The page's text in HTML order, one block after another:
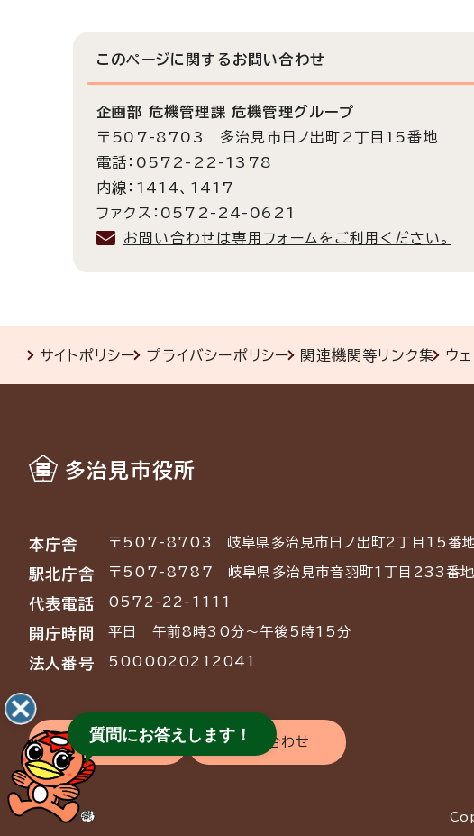
このページに関する お問い合わせ
企画部 危機管理課 危機管理グループ
〒507-8703 多治見市日ノ出町2丁目15番地
電話：0572-22-1378
内線：1414、1417
ファクス：0572-24-0621
お問い合わせは専用フォームをご利用ください。
サイトポリシー プライバシーポリシー 関連機関等リンク集 ウ
多治見市役所
本庁舎 〒507-8703 岐阜県多治見市日ノ出町2丁目15番
駅北庁舎 〒507-8787 岐阜県多治見市音羽町1丁目233番地
代表電話 0572-22-1111
開庁時間 平日 午前8時30分～午後5時15分
法人番号 5000020212041
交通アクセス お問い合わせ
質問にお答えします！